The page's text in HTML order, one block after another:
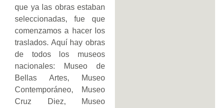
que ya las obras estaban
seleccionadas, fue que
comenzamos a hacer los
traslados. Aquí hay obras
de todos los museos
nacionales: Museo de
Bellas Artes, Museo
Contemporáneo, Museo
Cruz Diez, Museo